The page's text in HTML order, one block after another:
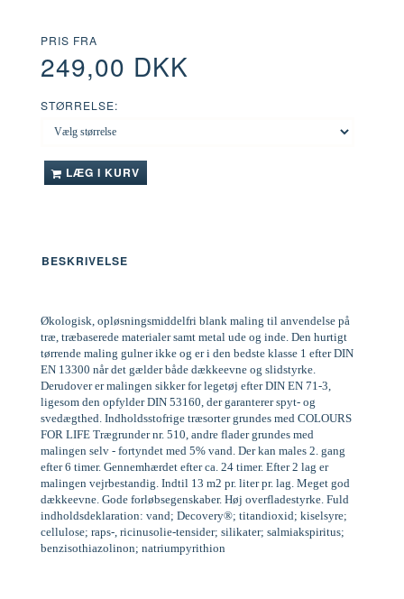
PRIS FRA
249,00 DKK
STØRRELSE:
LÆG I KURV
BESKRIVELSE
Økologisk, opløsningsmiddelfri blank maling til anvendelse på
træ, træbaserede materialer samt metal ude og inde. Den hurtigt
tørrende maling gulner ikke og er i den bedste klasse 1 efter DIN
EN 13300 når det gælder både dækkeevne og slidstyrke.
Derudover er malingen sikker for legetøj efter DIN EN 71-3,
ligesom den opfylder DIN 53160, der garanterer spyt- og
svedægthed. Indholdsstofrige træsorter grundes med COLOURS
FOR LIFE Trægrunder nr. 510, andre flader grundes med
malingen selv - fortyndet med 5% vand. Der kan males 2. gang
efter 6 timer. Gennemhærdet efter ca. 24 timer. Efter 2 lag er
malingen vejrbestandig. Indtil 13 m2 pr. liter pr. lag. Meget god
dækkeevne. Gode forløbsegenskaber. Høj overfladestyrke. Fuld
indholdsdeklaration: vand; Decovery®; titandioxid; kiselsyre;
cellulose; raps-, ricinusolie-tensider; silikater; salmiakspiritus;
benzisothiazolinon; natriumpyrithion